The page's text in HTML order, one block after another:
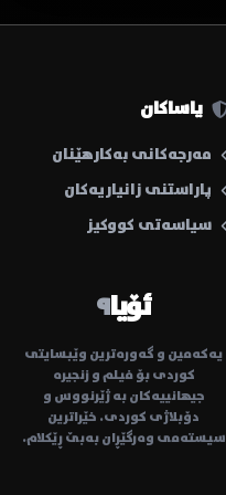
یاساکان
مەرجەکانی بەکارهێنان
پاراستنی زانیاریەکان
سیاسەتی کووکیز
ئۆیا٩
یەکەمین و گەورەترین وێبسایتی
کوردی بۆ فیلم و زنجیرە
جیهانییەکان بە ژێرنووس و
دۆبلاژی کوردی. خێراترین
سیستەمی وەرگێڕان بەبێ ڕێکلام.